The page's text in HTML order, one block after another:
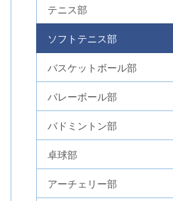
テニス部
ソフトテニス部
バスケットボール部
バレーボール部
バドミントン部
卓球部
アーチェリー部